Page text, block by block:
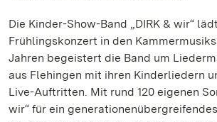
Die Kinder-Show-Band „DIRK & wir“
Frühlingskonzert in den
Jahren begeistert die Band um
aus Flehingen mit ihren Kinderliedern
Live-Auftritten. Mit rund 120 eigenen
wir“ für ein